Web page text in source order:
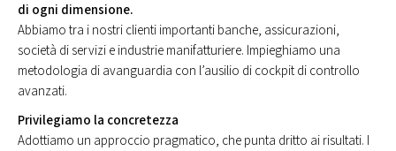
di ogni dimensione.
Abbiamo tra i nostri clienti importanti banche, assicurazioni,
società di servizi e industrie manifatturiere. Impieghiamo una
metodologia di avanguardia con l’ausilio di cockpit di controllo
avanzati.
Privilegiamo la concretezza
Adottiamo un approccio pragmatico, che punta dritto ai risultati. I